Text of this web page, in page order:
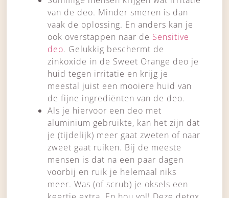
van de deo. Minder smeren is dan
vaak de oplossing. En anders kan je
ook overstappen naar de Sensitive
deo. Gelukkig beschermt de
zinkoxide in de Sweet Orange deo je
huid tegen irritatie en krijg je
meestal juist een mooiere huid van
de fijne ingrediënten van de deo.
Als je hiervoor een deo met
aluminium gebruikte, kan het zijn dat
je (tijdelijk) meer gaat zweten of naar
zweet gaat ruiken. Bij de meeste
mensen is dat na een paar dagen
voorbij en ruik je helemaal niks
meer. Was (of scrub) je oksels een